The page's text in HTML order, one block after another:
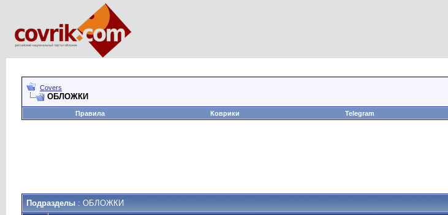
Covers
ОБЛОЖКИ
Правила
Коврики Telegram
Подразделы : ОБЛОЖКИ